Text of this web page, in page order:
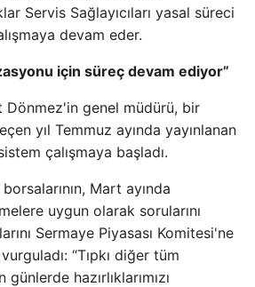
Servis Sağlayıcıları yasal süreci
devam eder.
için süreç devam ediyor”
Dönmez'in genel müdürü, bir
yıl Temmuz ayında yayınlanan
çalışmaya başladı.
Mart ayında
uygun olarak sorularını
Sermaye Piyasası Komitesi'ne
“Tıpkı diğer tüm
hazırlıklarımızı